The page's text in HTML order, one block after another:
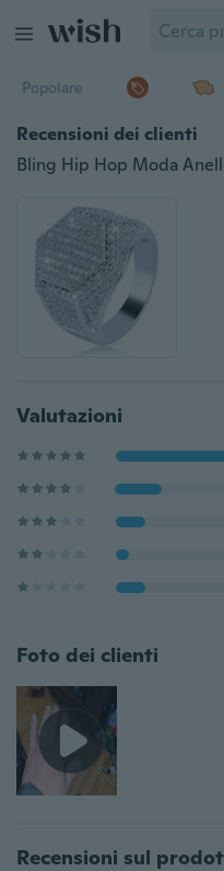
Popolare
Recensioni dei clienti
Valutazioni
Foto dei clienti
Recensioni sul